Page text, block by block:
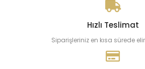
Hızlı Teslimat
Siparişleriniz en kısa sürede